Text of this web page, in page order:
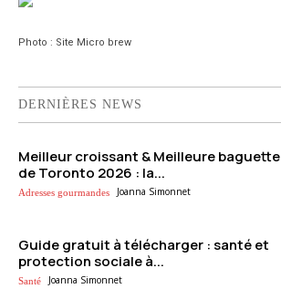
Photo : Site Micro brew
DERNIÈRES NEWS
Meilleur croissant & Meilleure baguette
de Toronto 2026 : la...
Adresses gourmandes Joanna Simonnet
Guide gratuit à télécharger : santé et
protection sociale à...
Santé Joanna Simonnet